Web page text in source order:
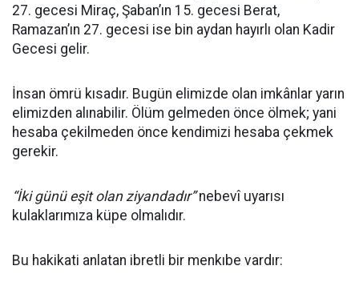
27. gecesi Miraç, Şaban’ın 15. gecesi Berat,
Ramazan’ın 27. gecesi ise bin aydan hayırlı olan Kadir
Gecesi gelir.
İnsan ömrü kısadır. Bugün elimizde olan imkânlar yarın
elimizden alınabilir. Ölüm gelmeden önce ölmek; yani
hesaba çekilmeden önce kendimizi hesaba çekmek
gerekir.
“İki günü eşit olan ziyandadır”nebevî uyarısı
kulaklarımıza küpe olmalıdır.
Bu hakikati anlatan ibretli bir menkıbe vardır: